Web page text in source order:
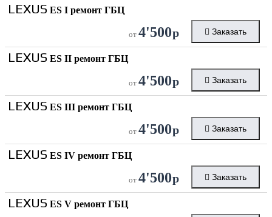
LEXUS ES I ремонт ГБЦ
от 4'500р Заказать
LEXUS ES II ремонт ГБЦ
от 4'500р Заказать
LEXUS ES III ремонт ГБЦ
от 4'500р Заказать
LEXUS ES IV ремонт ГБЦ
от 4'500р Заказать
LEXUS ES V ремонт ГБЦ